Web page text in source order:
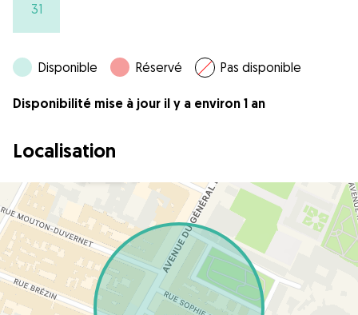
31
Disponible Réservé Pas disponible
Disponibilité mise à jour il y a environ 1 an
Localisation